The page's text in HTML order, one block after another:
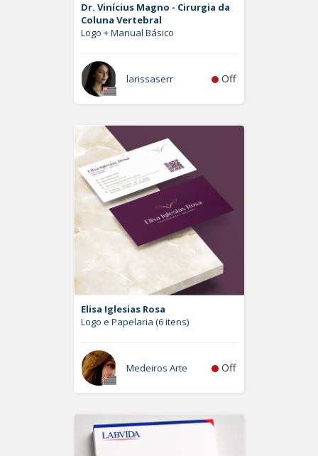
Dr. Vinícius Magno - Cirurgia da
Coluna Vertebral
Logo + Manual Básico
larissaserr Off
Elisa Iglesias Rosa
Logo e Papelaria (6 itens)
Medeiros Arte Off